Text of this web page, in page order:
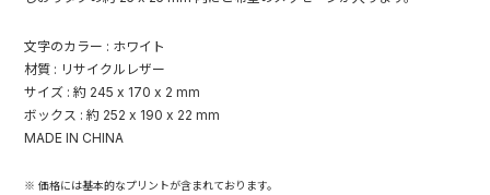
文字のカラー : ホワイト
材質 : リサイクルレザー
サイズ : 約 245 x 170 x 2 mm
ボックス : 約 252 x 190 x 22 mm
MADE IN CHINA
※ 価格には基本的なプリントが含まれております。